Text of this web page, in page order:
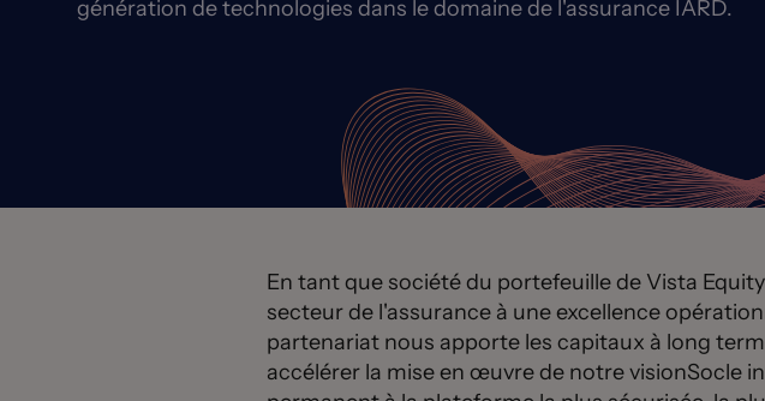
génération de technologies dans le domaine de l'assurance IARD.
En tant que société du portefeuille de Vista
secteur de l'assurance à une excellence
partenariat nous apporte les capitaux à long
accélérer la mise en œuvre de notre visionSocle